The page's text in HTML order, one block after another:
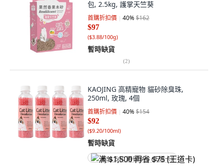
包, 2.5kg, 護掌天竺葵
首購折扣價 40%$162
$97
($3.88/100g)
暫時缺貨
(2)
KAOJING 高精寵物 貓砂除臭珠,
250ml, 玫瑰, 4個
首購折扣價 40%$154
$92
($9.20/100ml)
暫時缺貨
满 $1,500 再省 $75 (王道卡)